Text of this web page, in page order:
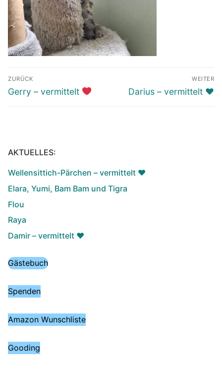
Beitragsnavigation
ZURÜCK
Vorheriger
Gerry – vermittelt
WEITER
Nächster
Darius – vermittelt ♥️
AKTUELLES:
Wellensittich-Pärchen – vermittelt ♥️
Elara, Yumi, Bam Bam und Tigra
Flou
Raya
Damir – vermittelt ♥️
Gästebuch
Spenden
Amazon Wunschliste
Gooding